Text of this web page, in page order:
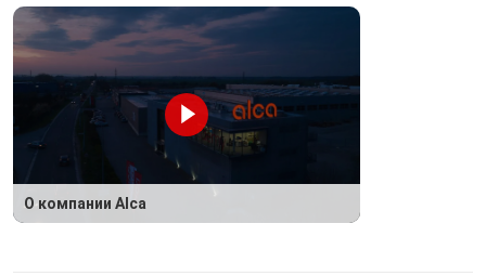
О компании Alca